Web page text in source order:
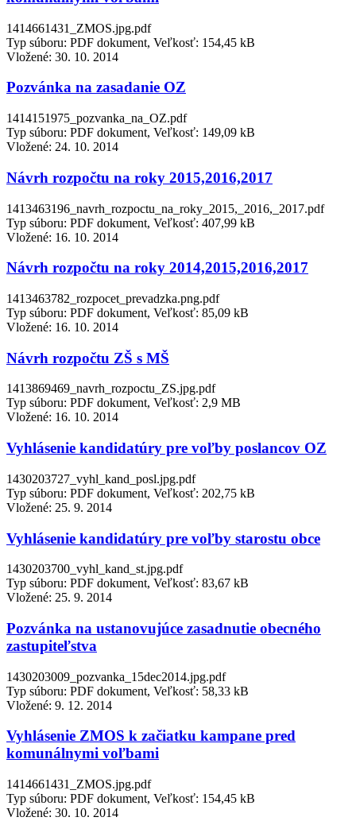
1414661431_ZMOS.jpg.pdf
Typ súboru: PDF dokument, Veľkosť: 154,45 kB
Vložené: 30. 10. 2014
Pozvánka na zasadanie OZ
1414151975_pozvanka_na_OZ.pdf
Typ súboru: PDF dokument, Veľkosť: 149,09 kB
Vložené: 24. 10. 2014
Návrh rozpočtu na roky 2015,2016,2017
1413463196_navrh_rozpoctu_na_roky_2015,_2016,_2017.pdf
Typ súboru: PDF dokument, Veľkosť: 407,99 kB
Vložené: 16. 10. 2014
Návrh rozpočtu na roky 2014,2015,2016,2017
1413463782_rozpocet_prevadzka.png.pdf
Typ súboru: PDF dokument, Veľkosť: 85,09 kB
Vložené: 16. 10. 2014
Návrh rozpočtu ZŠ s MŠ
1413869469_navrh_rozpoctu_ZS.jpg.pdf
Typ súboru: PDF dokument, Veľkosť: 2,9 MB
Vložené: 16. 10. 2014
Vyhlásenie kandidatúry pre voľby poslancov OZ
1430203727_vyhl_kand_posl.jpg.pdf
Typ súboru: PDF dokument, Veľkosť: 202,75 kB
Vložené: 25. 9. 2014
Vyhlásenie kandidatúry pre voľby starostu obce
1430203700_vyhl_kand_st.jpg.pdf
Typ súboru: PDF dokument, Veľkosť: 83,67 kB
Vložené: 25. 9. 2014
Pozvánka na ustanovujúce zasadnutie obecného
zastupiteľstva
1430203009_pozvanka_15dec2014.jpg.pdf
Typ súboru: PDF dokument, Veľkosť: 58,33 kB
Vložené: 9. 12. 2014
Vyhlásenie ZMOS k začiatku kampane pred
komunálnymi voľbami
1414661431_ZMOS.jpg.pdf
Typ súboru: PDF dokument, Veľkosť: 154,45 kB
Vložené: 30. 10. 2014